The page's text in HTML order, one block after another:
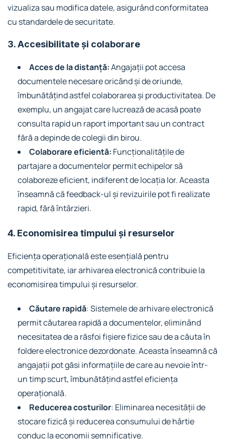
vizualiza sau modifica datele, asigurând conformitatea
cu standardele de securitate.
3. Accesibilitate și colaborare
Acces de la distanță:Angajații pot accesa
documentele necesare oricând și de oriunde,
îmbunătățind astfel colaborarea și productivitatea. De
exemplu, un angajat care lucrează de acasă poate
consulta rapid un raport important sau un contract
fără a depinde de colegii din birou.
Colaborare eficientă: Funcționalitățile de
partajare a documentelor permit echipelor să
colaboreze eficient, indiferent de locația lor. Aceasta
înseamnă că feedback-ul și revizuirile pot fi realizate
rapid, fără întârzieri.
4. Economisirea timpului și resurselor
Eficiența operațională este esențială pentru
competitivitate, iar arhivarea electronică contribuie la
economisirea timpului și resurselor.
Căutare rapidă: Sistemele de arhivare electronică
permit căutarea rapidă a documentelor, eliminând
necesitatea de a răsfoi fișiere fizice sau de a căuta în
foldere electronice dezordonate. Aceasta înseamnă că
angajații pot găsi informațiile de care au nevoie într-
un timp scurt, îmbunătățind astfel eficiența
operațională.
Reducerea costurilor: Eliminarea necesității de
stocare fizică și reducerea consumului de hârtie
conduc la economii semnificative.